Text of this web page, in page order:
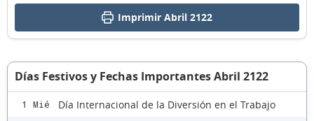
Imprimir Abril 2122
Días Festivos y Fechas Importantes Abril 2122
1 Mié Día Internacional de la Diversión en el Trabajo